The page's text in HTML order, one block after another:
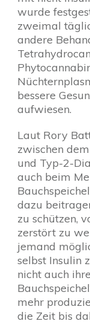
wurde
zweimal
andere
bessere
aufwiesen.
Laut Rory
zwischen
und Typ-2-
auch beim
dazu
zu schützen,
zerstört zu
jemand
selbst Insulin
nicht auch
mehr
die Zeit bis